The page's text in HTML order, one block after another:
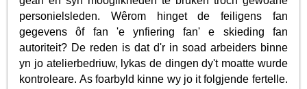
personielsleden. Wêrom hinget de feiligens fan
gegevens ôf fan 'e ynfiering fan' e skieding fan
autoriteit? De reden is dat d'r in soad arbeiders binne
yn jo atelierbedriuw, lykas de dingen dy't moatte wurde
kontroleare. As foarbyld kinne wy jo it folgjende fertelle.